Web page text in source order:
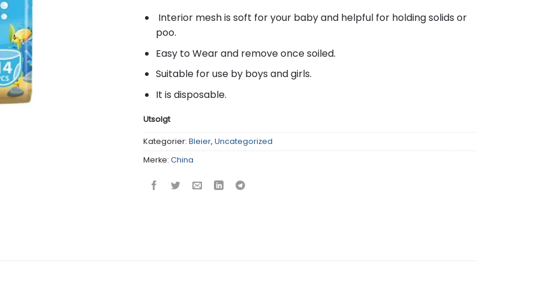
Interior mesh is soft for your baby and helpful for holding solids or
poo.
Easy to Wear and remove once soiled.
Suitable for use by boys and girls.
It is disposable.
Utsolgt
Kategorier: Bleier, Uncategorized
Merke: China